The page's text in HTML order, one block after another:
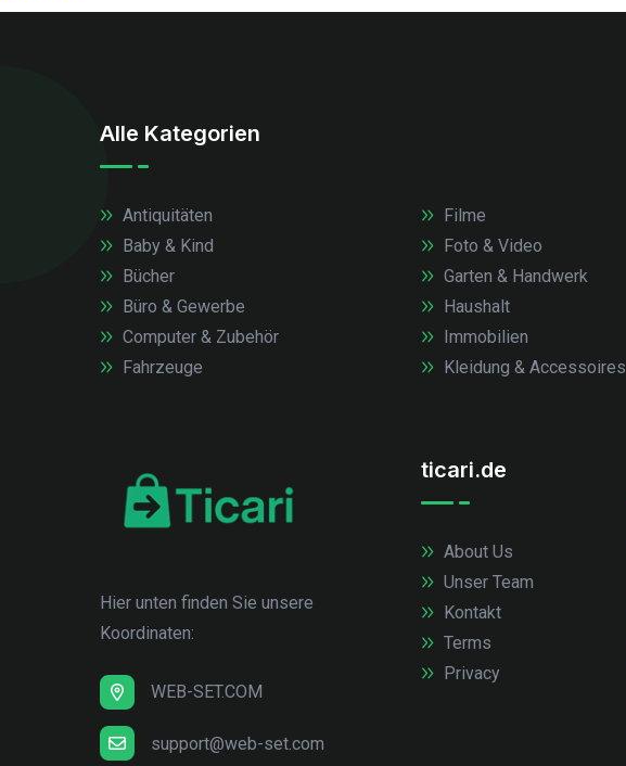
Alle Kategorien
Antiquitäten
Baby & Kind
Bücher
Büro & Gewerbe
Computer & Zubehör
Fahrzeuge
Filme
Foto & Video
Garten & Handwerk
Haushalt
Immobilien
Kleidung & Accessoires
Hier unten finden Sie unsere
Koordinaten:
WEB-SET.COM
support@web-set.com
ticari.de
About Us
Unser Team
Kontakt
Terms
Privacy